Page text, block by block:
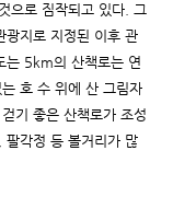
으로 짐작되고 있다. 그
지로 지정된 이후 관
는 5km의 산책로는 연
호 수 위에 산 그림자
기 좋은 산책로가 조성
팔각정 등 볼거리가 많